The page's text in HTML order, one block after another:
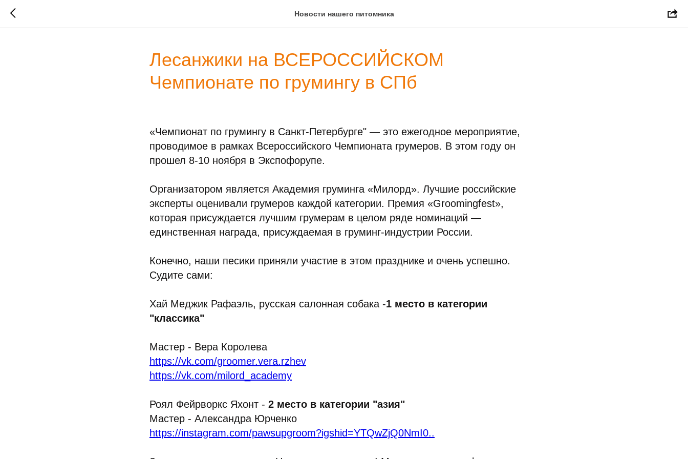
Новости нашего питомника
Лесанжики на ВСЕРОССИЙСКОМ
Чемпионате по грумингу в СПб
«Чемпионат по грумингу в Санкт-Петербурге" — это ежегодное мероприятие,
проводимое в рамках Всероссийского Чемпионата грумеров. В этом году он
прошел 8-10 ноября в Экспофорупе.
Организатором является Академия груминга «Милорд». Лучшие российские
эксперты оценивали грумеров каждой категории. Премия «Groomingfest»,
которая присуждается лучшим грумерам в целом ряде номинаций —
единственная награда, присуждаемая в груминг-индустрии России.
Конечно, наши песики приняли участие в этом празднике и очень успешно.
Судите сами:
Хай Меджик Рафаэль, русская салонная собака -1 место в категории
"классика"
Мастер - Вера Королева
https://vk.com/groomer.vera.rzhev
https://vk.com/milord_academy
Роял Фейрворкс Яхонт - 2 место в категории "азия"
Мастер - Александра Юрченко
https://instagram.com/pawsupgroom?igshid=YTQwZjQ0NmI0..